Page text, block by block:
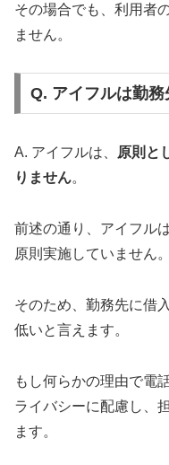
その場合でも、利用者
ません。
Q. アイフルは勤務
A. アイフルは、
原則と
りません。
前述の通り、アイフル
原則実施していません。
そのため、勤務先に借
低いと言えます。
もし何らかの理由で電
ライバシーに配慮し、
ます。